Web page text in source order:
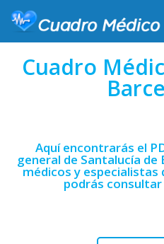
Cuadro
Aquí encontrarás el
general de Santalucía
médicos y especialistas
podrás